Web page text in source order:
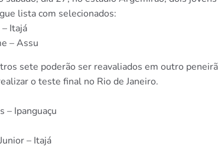
lista com selecionados:
Itajá
– Assu
sete poderão ser reavaliados em outro
o teste final no Rio de Janeiro.
– Ipanguaçu
– Itajá